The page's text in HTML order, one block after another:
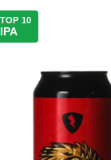
TOP 10
IPA